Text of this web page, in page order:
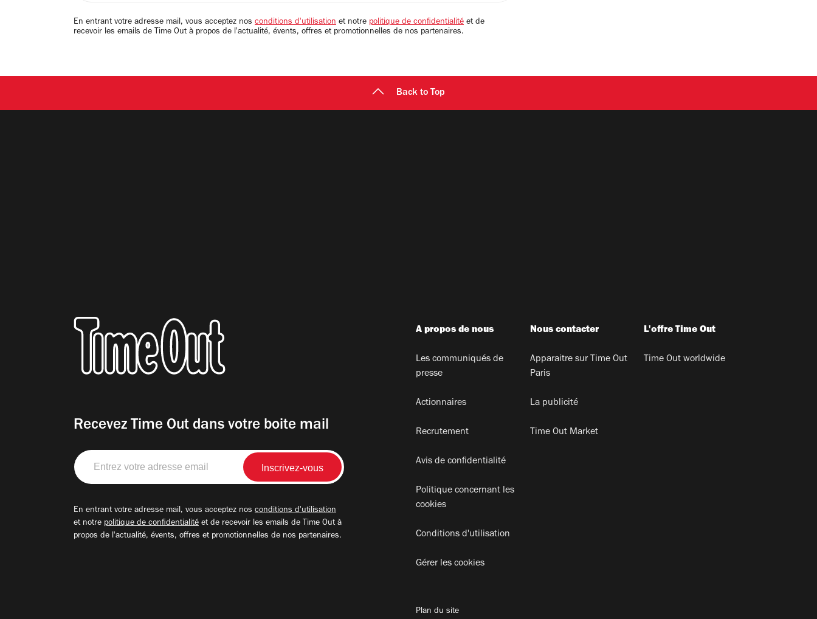
email
En entrant votre adresse mail, vous acceptez nos conditions d'utilisation et notre politique de confidentialité et de
recevoir les emails de Time Out à propos de l'actualité, évents, offres et promotionnelles de nos partenaires.
Back to Top
Recevez Time Out dans votre boite mail
Entrez
votre
adresse
En entrant votre adresse mail, vous acceptez nos conditions d'utilisation
et notre politique de confidentialité et de recevoir les emails de Time Out à
propos de l'actualité, évents, offres et promotionnelles de nos partenaires.
A propos de nous
Les communiqués de
presse
Actionnaires
Recrutement
Avis de confidentialité
Politique concernant les
cookies
Conditions d'utilisation
Gérer les cookies
Nous contacter
Apparaitre sur Time Out
Paris
La publicité
Time Out Market
L'offre Time Out
Time Out worldwide
Plan du site